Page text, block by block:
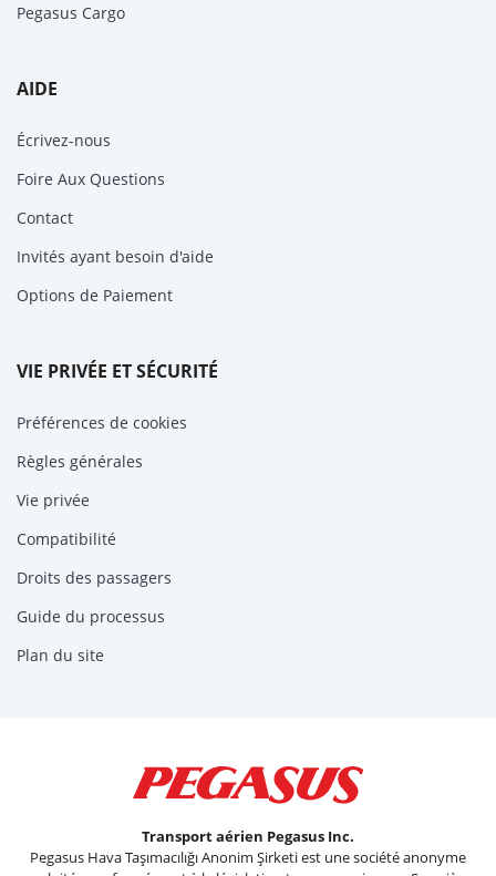
Pegasus Cargo
AIDE
Écrivez-nous
Foire Aux Questions
Contact
Invités ayant besoin d'aide
Options de Paiement
VIE PRIVÉE ET SÉCURITÉ
Préférences de cookies
Règles générales
Vie privée
Compatibilité
Droits des passagers
Guide du processus
Plan du site
Transport aérien Pegasus Inc.
Pegasus Hava Taşımacılığı Anonim Şirketi est une société anonyme